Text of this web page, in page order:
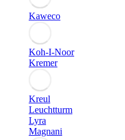
Kaweco
Koh-I-Noor
Kremer
Kreul
Leuchtturm
Lyra
Magnani